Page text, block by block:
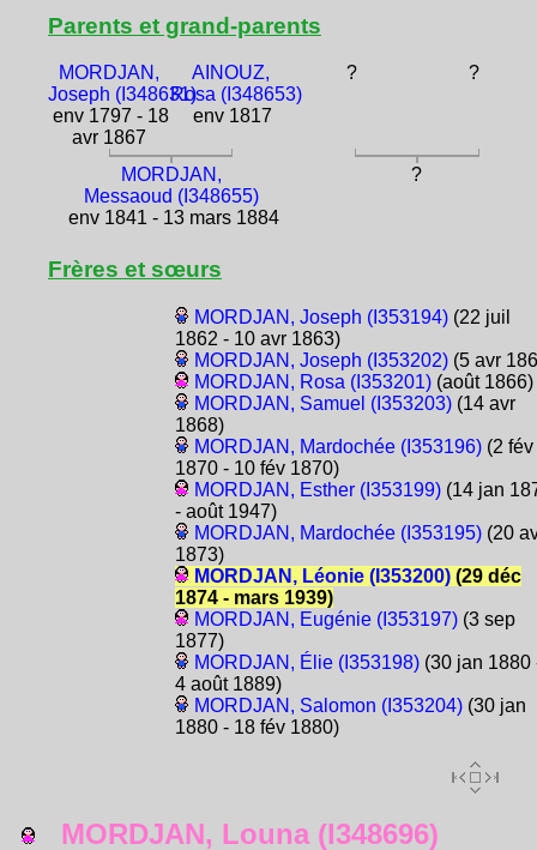
Parents et grand-parents
MORDJAN,
Joseph (I348631)
env 1797 - 18
avr 1867
AINOUZ,
Rosa (I348653)
env 1817
? ?
MORDJAN,
Messaoud (I348655)
env 1841 - 13 mars 1884
?
Frères et sœurs
MORDJAN, Joseph (I353194)(22 juil
1862 - 10 avr 1863)
MORDJAN, Joseph (I353202)(5 avr
MORDJAN, Rosa (I353201)(août 1866)
MORDJAN, Samuel (I353203)(14 avr
1868)
MORDJAN, Mardochée (I353196)(2 fév
1870 - 10 fév 1870)
MORDJAN, Esther (I353199)(14 jan
- août 1947)
MORDJAN, Mardochée (I353195)(20
1873)
MORDJAN, Léonie (I353200)(29 déc
1874 - mars 1939)
MORDJAN, Eugénie (I353197)(3 sep
1877)
MORDJAN, Élie (I353198)(30 jan 1880
4 août 1889)
MORDJAN, Salomon (I353204)(30 jan
1880 - 18 fév 1880)
MORDJAN, Louna (I348696)